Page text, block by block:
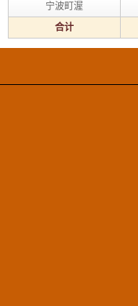
宁波町渥
合计